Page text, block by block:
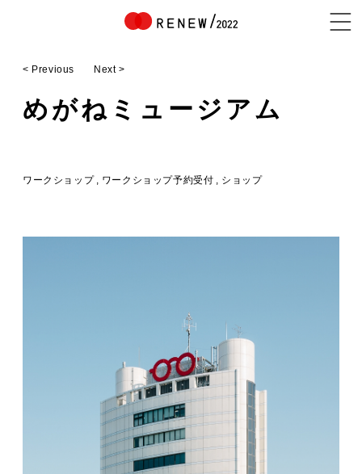
ACCESS / STAY
< Previous Next >
めがねミュージアム
ワークショップ ワークショップ予約受付 ショップ